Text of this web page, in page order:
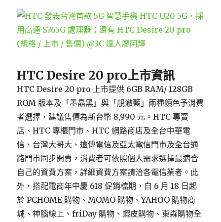
HTC Desire 20 pro上市資訊
HTC Desire 20 pro 上市提供 6GB RAM/ 128GB
ROM 版本及「墨晶黑」與「靚澈藍」兩種顏色予消費
者選擇，建議售價為新台幣 8,990 元。HTC 專賣
店、HTC 專櫃門市、HTC 網路商店及全台中華電
信、台灣大哥大、遠傳電信及亞太電信門市及全台通
路門市同步開賣，消費者可依照個人需求選擇最適合
自己的資費方案，詳細資費方案請洽各電信業者。此
外，搭配電商年中慶 618 促銷檔期，自 6 月 18 日起
於 PCHOME 購物、MOMO 購物、YAHOO 購物商
城、神腦線上、friDay 購物、蝦皮購物、東森購物全